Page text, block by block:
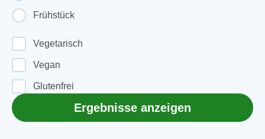
Frühstück
Vegetarisch
Vegan
Glutenfrei
Ergebnisse anzeigen